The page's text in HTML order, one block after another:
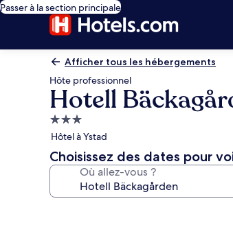
Passer à la section principale
Afficher tous les hébergements
Hôte professionnel
Hotell
Hébergement
3.0 étoiles
Hôtel à Ystad
Choisissez des dates pour
Où allez-vous ?